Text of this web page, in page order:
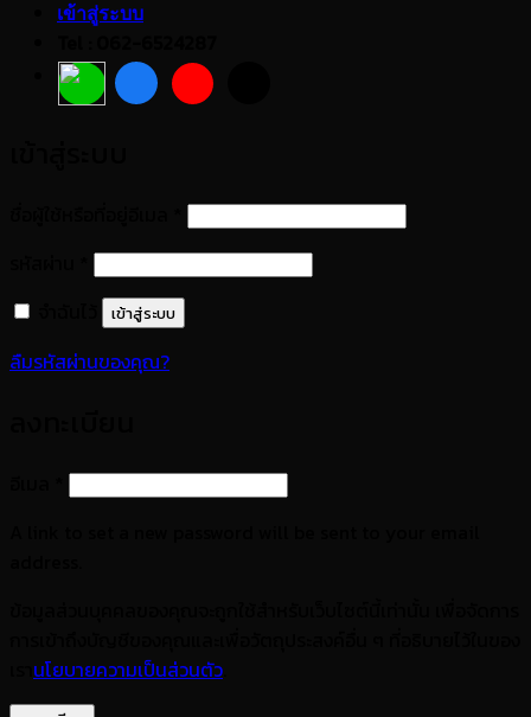
เข้าสู่ระบบ
ต้องการ
ต้องการ
เข้าสู่ระบบ
ลืมรหัสผ่านของคุณ?
ต้องการ
นโยบายความเป็นส่วนตัว